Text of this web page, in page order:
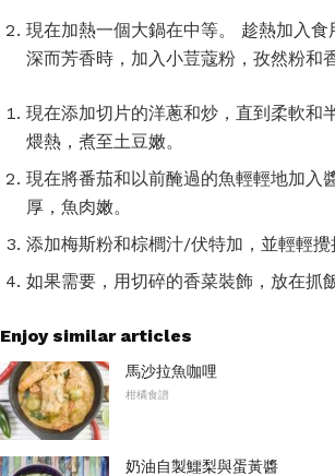
現在加熱一個大鍋在中等。 趁熱加入
深而芳香時，加入小荳蔻粉，孜然粉和
現在添加切片的洋蔥和炒，直到柔軟和
煨熱，煮至土豆嫩。
現在將番茄和以前醃過的魚輕輕地加入
厚，魚肉嫩。
添加梅斯粉和棕櫚汁/伏特加，並輕輕
如果需要，用切碎的香菜裝飾，放在抓
Enjoy similar articles
馬沙拉魚咖哩
柑橘食譜
奶油自製鱷梨與蛋黃醬